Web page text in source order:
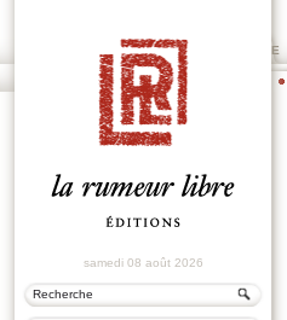
PRIX ROGER DEXTRE
samedi 08 août 2026